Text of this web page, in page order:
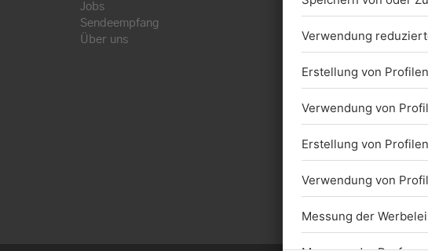
Jobs
Sendeempfang
Über uns